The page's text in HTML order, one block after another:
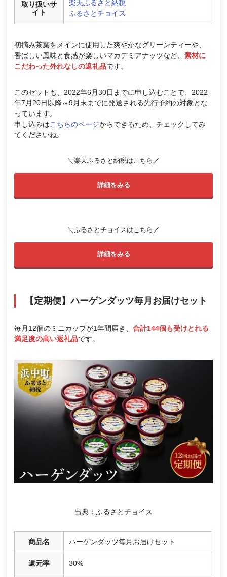
取り扱いサ
イト
楽天ふるさと納税
ふるさとチョイス
初摘み茶葉をメインに使用した爽やかなグリーンティーや、
香ばしい風味と食感が楽しいマカデミアナッツなど、素材に
こだわった外れなしの返礼品です。
このセットも、2022年6月30日までに申し込むことで、2022
年7月20日以降～9月末までに発送される先行予約の対象とな
っています。
申し込みはこちらのページからできるため、チェックしてみ
てくださいね。
＼楽天ふるさと納税はこちら／
詳細をみる
＼ふるさとチョイスはこちら／
詳細をみる
【定期便】ハーゲンダッツ毎月お届けセット
毎月12個のミニカップが1年間届き、合計144個も受けとれる
満足度の高い返礼品です。
出典：ふるさとチョイス
商品名 ハーゲンダッツ毎月お届けセット
還元率 30%